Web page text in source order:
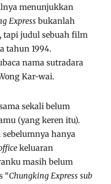
menunjukkan
Express bukanlah
tapi judul sebuah film
tahun 1994.
nama sutradara
Kar-wai.
sekali belum
(yang keren itu).
hanya
keluaran
masih belum
“Chungking Express sub